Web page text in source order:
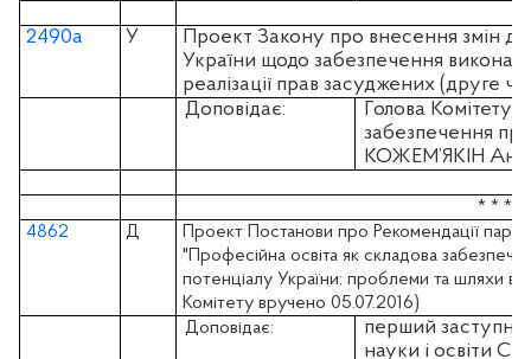
2490а У
Проект Закону про внесення змін до
України щодо забезпечення
реалізації прав засуджених (друге
Доповідає:
Голова Комітету
забезпечення
КОЖЕМ’ЯКІН
* * *
4862
Д
Проект Постанови про Рекомендації
"Професійна освіта як складова
потенціалу України: проблеми та шляхи
Комітету вручено 05.07.2016)
Доповідає:
перший
науки і освіти